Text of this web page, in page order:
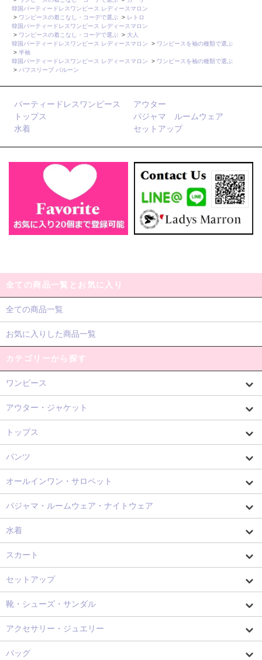
韓国パーティードレスワンピース レディースマロン
> ワンピースの着こなし・コーデで選ぶ > レトロ
韓国パーティードレスワンピース レディースマロン
> ワンピースの着こなし・コーデで選ぶ > 大人
韓国パーティードレスワンピース レディースマロン
> ワンピースを袖の種類で選ぶ
> 半袖
韓国パーティードレスワンピース レディースマロン
> ワンピースを袖の種類で選ぶ
> パフスリーブ バルーン
パーティードレスワンピース
アウター
トップス
パジャマ ルームウェア
水着
セットアップ
全ての商品一覧とお気に入り
全ての商品一覧
お気に入りした商品一覧
カテゴリーから探す
ワンピース
アウター・ジャケット
トップス
パンツ
オールインワン・サロペット
パジャマ・ルームウェア・ナイトウェア
水着
スカート
セットアップ
靴・シューズ・サンダル
アクセサリー・ジュエリー
バッグ